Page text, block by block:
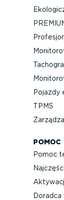
Pojazdy
TPMS
POMOC
Pomoc
Doradca